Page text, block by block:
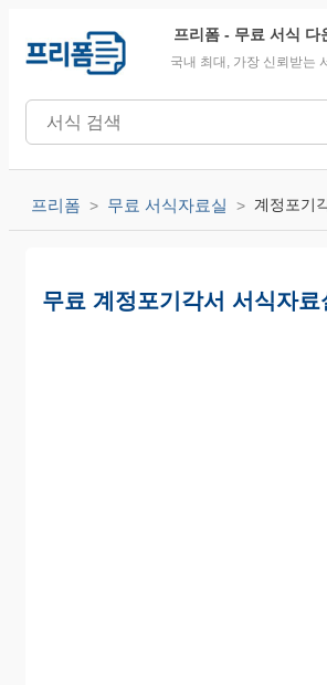
프리폼 - 무료 서식 다
국내 최대, 가장 신뢰받는
프리폼 무료 서식자료실 계정포기
무료 계정포기각서 서식자료